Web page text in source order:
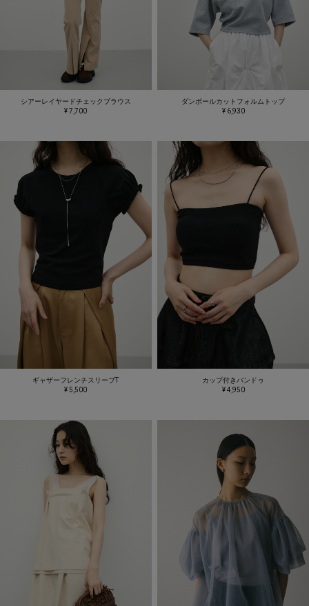
シアーレイヤードチェックブラウス
¥ 7,700
ダンボールカットフォルムトップ
¥ 6,930
ギャザーフレンチスリーブT
¥ 5,500
カップ付きバンドゥ
¥ 4,950